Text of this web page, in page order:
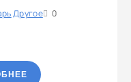
Другое 0